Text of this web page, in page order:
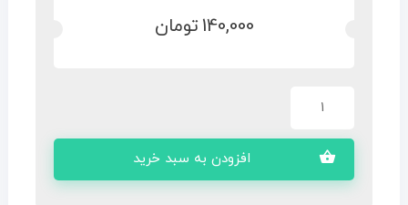
140,000 تومان
افزودن به سبد خرید